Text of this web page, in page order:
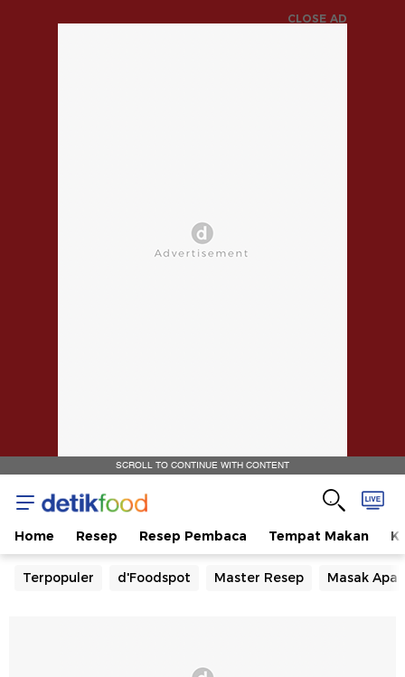
CLOSE AD
SCROLL TO CONTINUE WITH CONTENT
Home Resep Resep Pembaca Tempat Makan
Terpopuler d'Foodspot Master Resep Masak Apa